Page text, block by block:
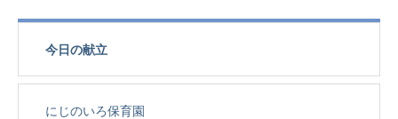
今日の献立
にじのいろ保育園